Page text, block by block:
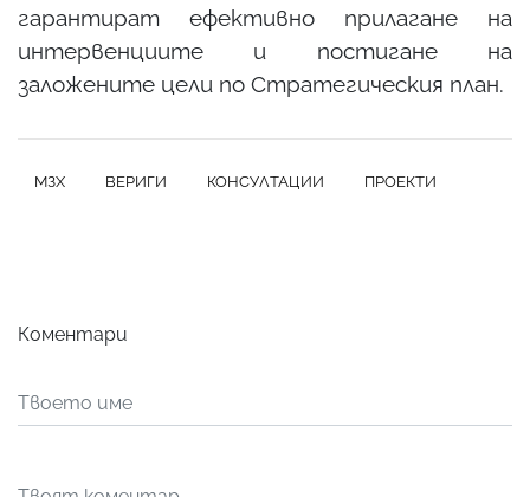
гарантират ефективно прилагане на
интервенциите и постигане на
заложените цели по Стратегическия план.
МЗХ ВЕРИГИ КОНСУЛТАЦИИ ПРОЕКТИ
Коментари